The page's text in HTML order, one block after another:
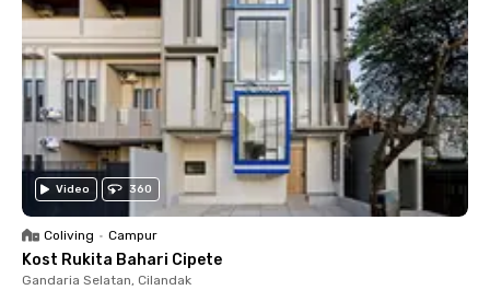
Video 360
Coliving • Campur
Kost Rukita Bahari Cipete
Gandaria Selatan, Cilandak